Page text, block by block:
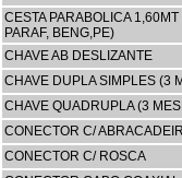
CESTA PARABOLICA
PARAF, BENG,PE)
CHAVE AB DESLIZANTE
CHAVE DUPLA SIMPLES (3
CHAVE QUADRUPLA (3
CONECTOR C/
CONECTOR C/ ROSCA